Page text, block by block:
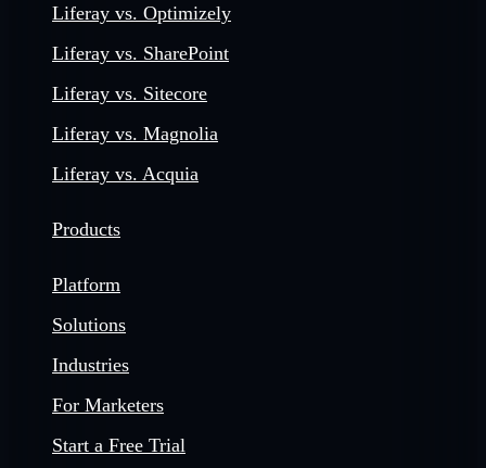
Liferay vs. Optimizely
Liferay vs. SharePoint
Liferay vs. Sitecore
Liferay vs. Magnolia
Liferay vs. Acquia
Products
Platform
Solutions
Industries
For Marketers
Start a Free Trial